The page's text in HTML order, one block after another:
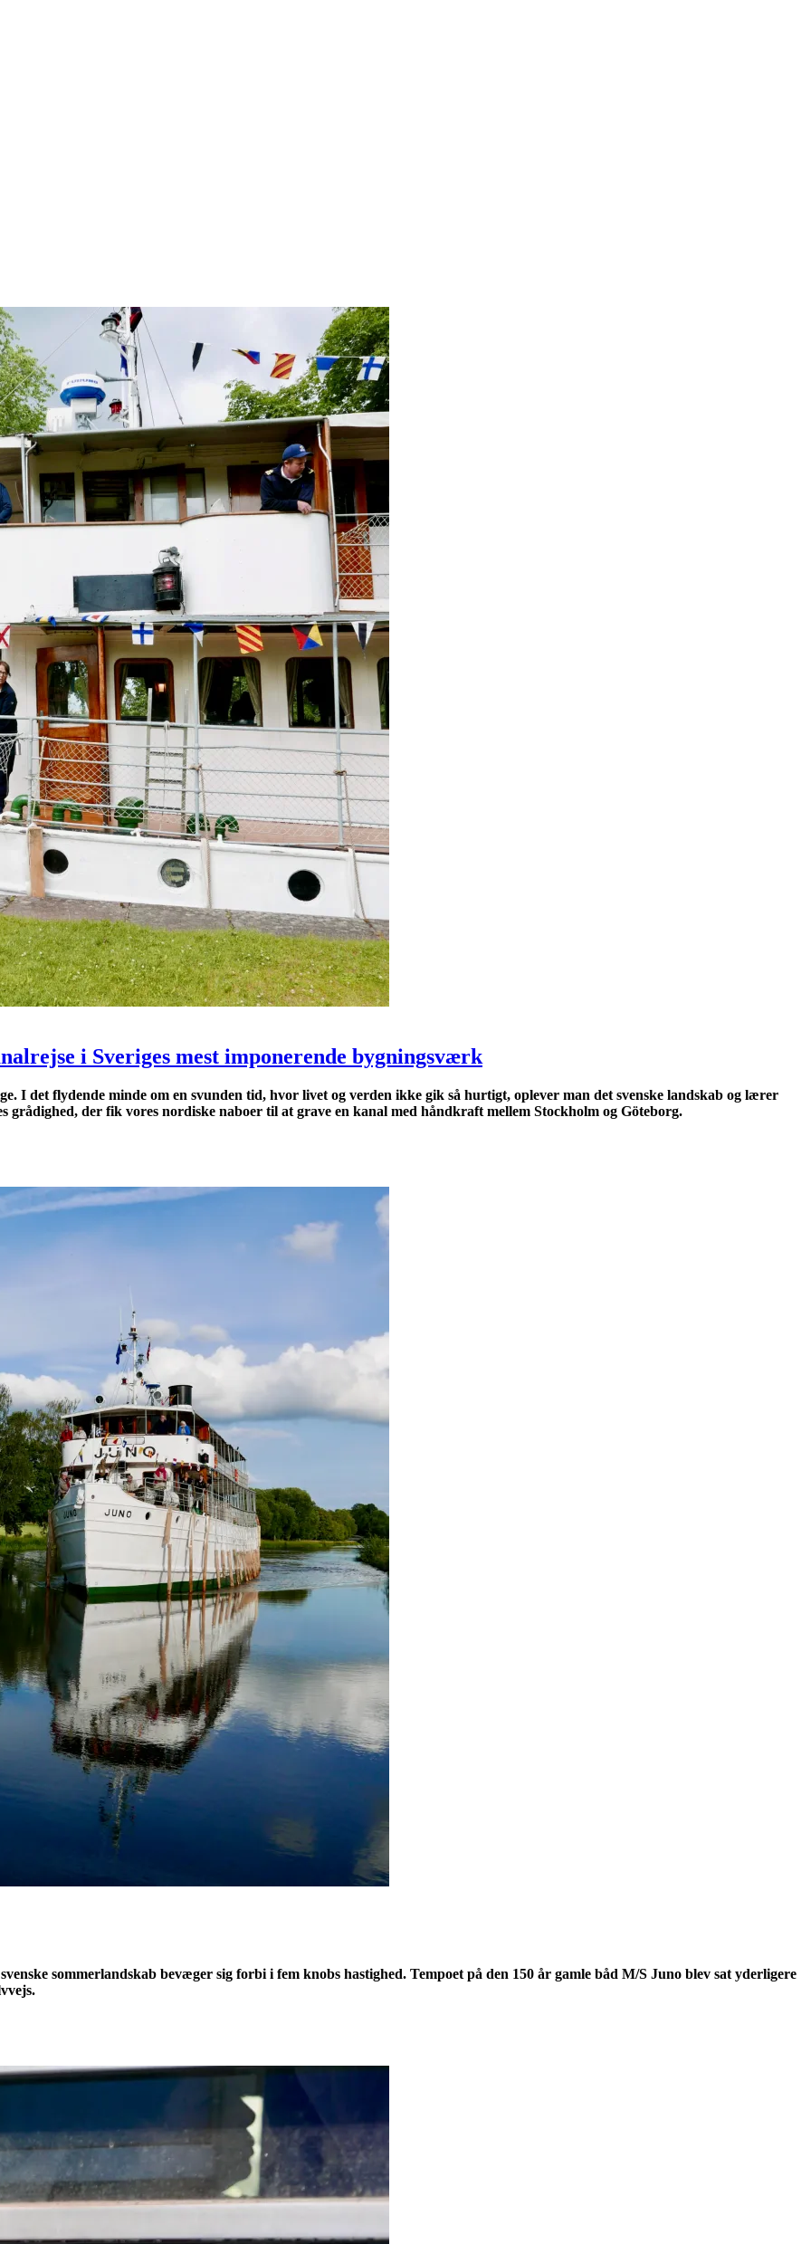
i Sveriges mest imponerende bygningsværk
I det flydende minde om en svunden tid, hvor livet og verden ikke gik så hurtigt, oplever man det svenske landskab og lærer
grådighed, der fik vores nordiske naboer til at grave en kanal med håndkraft mellem Stockholm og Göteborg.
sommerlandskab bevæger sig forbi i fem knobs hastighed. Tempoet på den 150 år gamle båd M/S Juno blev sat yderligere
Fastgjort